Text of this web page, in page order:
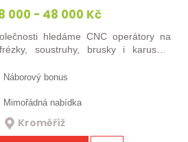
000 - 48 000 Kč
hledáme CNC operátory na
soustruhy, brusky i karusely.
zkušení obráběči i absolventi
se…
Náborový bonus
Mimořádná nabídka
Kroměříž